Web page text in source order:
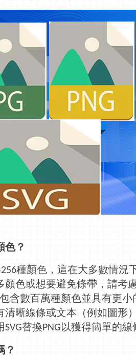
色？
256種顏色，這在大多數情況
顏色或想要避免條帶，請考
含數百萬種顏色並具有更
清晰線條或文本（例如圖形
SVG替換PNG 以獲得簡單的線
？